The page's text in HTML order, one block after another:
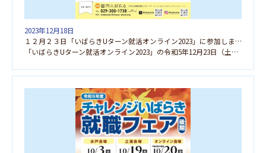
2023年12月18日
１２月２３日「いばらきUターン就活オンライン2023」に参加します
「いばらきUターン就活オンライン2023」の令和5年12月23日（土）に参加します。お気軽にご参加く […]